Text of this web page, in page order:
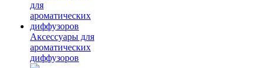
Аксессуары для
ароматических
диффузоров